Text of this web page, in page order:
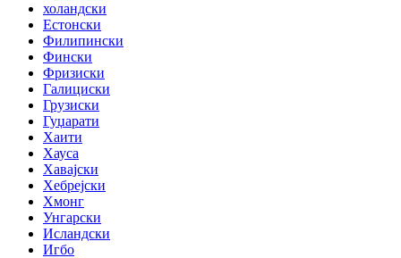
холандски
Естонски
Филипински
Фински
Фризиски
Галициски
Грузиски
Гуџарати
Хаити
Хауса
Хавајски
Хебрејски
Хмонг
Унгарски
Исландски
Игбо